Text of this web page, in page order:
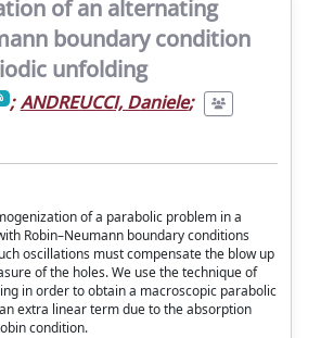
of an alternating
boundary condition
unfolding
; ANDREUCCI, Daniele;
of a parabolic problem in a
Robin–Neumann boundary conditions
oscillations must compensate the blow up
of the holes. We use the technique of
in order to obtain a macroscopic parabolic
extra linear term due to the absorption
condition.